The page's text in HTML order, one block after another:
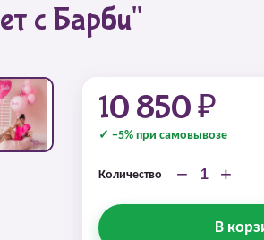
с Барби"
10 850 ₽
✓ −5% при самовывозе
Количество − +
В